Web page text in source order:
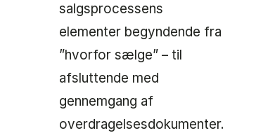
salgsprocessens
elementer begyndende fra
”hvorfor sælge” – til
afsluttende med
gennemgang af
overdragelsesdokumenter.